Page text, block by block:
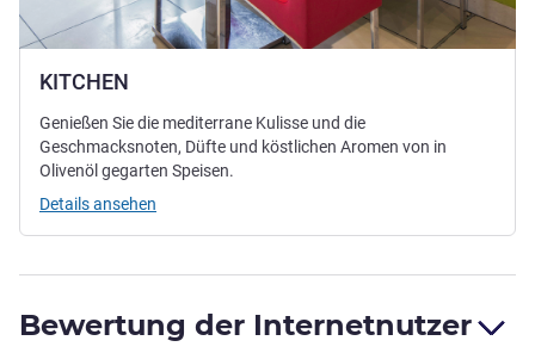
KITCHEN
Genießen Sie die mediterrane Kulisse und die
Geschmacksnoten, Düfte und köstlichen Aromen von in
Olivenöl gegarten Speisen.
Details ansehen
Bewertung der Internetnutzer